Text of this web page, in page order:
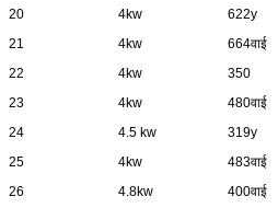
20
4kw 622y
21
4kw 664वाई
22
4kw 350
23
4kw 480वाई
24
4.5 kw 319y
25
4kw 483वाई
26
4.8kw 400वाई